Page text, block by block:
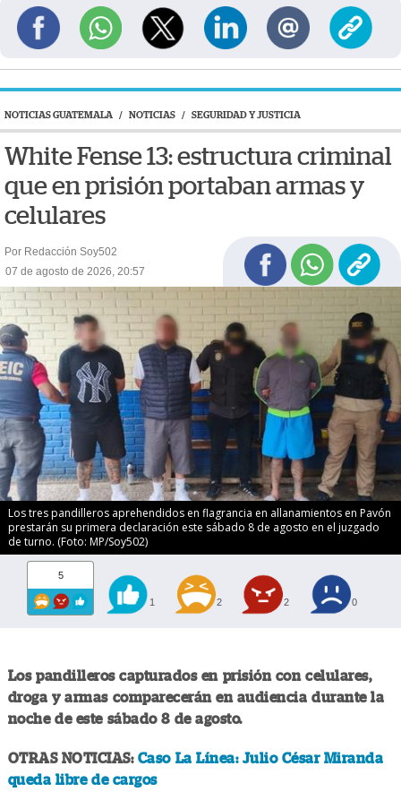
NOTICIAS GUATEMALA / NOTICIAS / SEGURIDAD Y JUSTICIA
White Fense 13: estructura criminal
que en prisión portaban armas y
celulares
Por Redacción Soy502
07 de agosto de 2026, 20:57
Los tres pandilleros aprehendidos en flagrancia en allanamientos en Pavón
prestarán su primera declaración este sábado 8 de agosto en el juzgado
de turno. (Foto: MP/Soy502)
5
1 2 2 0
Los pandilleros capturados en prisión con celulares,
droga y armas comparecerán en audiencia durante la
noche de este sábado 8 de agosto.
OTRAS NOTICIAS: Caso La Línea: Julio César Miranda
queda libre de cargos